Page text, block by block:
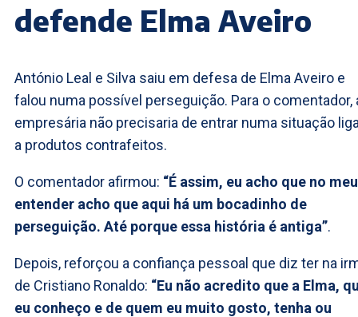
defende Elma Aveiro
António Leal e Silva saiu em defesa de Elma Aveiro e
falou numa possível perseguição. Para o comentador,
empresária não precisaria de entrar numa situação
a produtos contrafeitos.
O comentador afirmou: “É assim, eu acho que no meu
entender acho que aqui há um bocadinho de
perseguição. Até porque essa história é antiga”.
Depois, reforçou a confiança pessoal que diz ter na
de Cristiano Ronaldo: “Eu não acredito que a Elma,
eu conheço e de quem eu muito gosto, tenha ou